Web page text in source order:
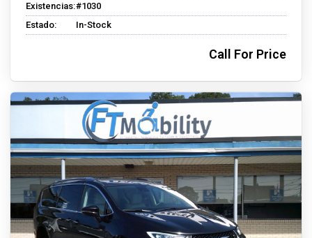
Existencias:#1030
Estado:
In-Stock
Call For Price